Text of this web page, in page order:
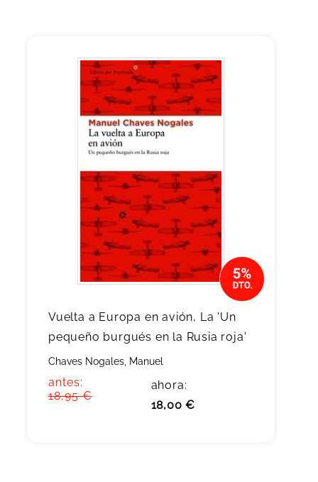
Vuelta a Europa en avión, La 'Un
pequeño burgués en la Rusia roja'
Chaves Nogales, Manuel
antes:
18,95 €
ahora:
18,00 €